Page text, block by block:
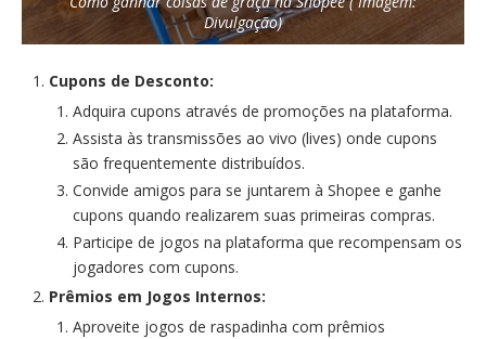
Divulgação)
Cupons de Desconto:
Adquira cupons através de promoções na plataforma.
Assista às transmissões ao vivo (lives) onde cupons
são frequentemente distribuídos.
Convide amigos para se juntarem à Shopee e ganhe
cupons quando realizarem suas primeiras compras.
Participe de jogos na plataforma que recompensam os
jogadores com cupons.
Prêmios em Jogos Internos:
Aproveite jogos de raspadinha com prêmios